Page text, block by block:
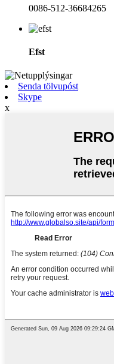
0086-512-36684265
Efst
Senda tölvupóst
Skype
x